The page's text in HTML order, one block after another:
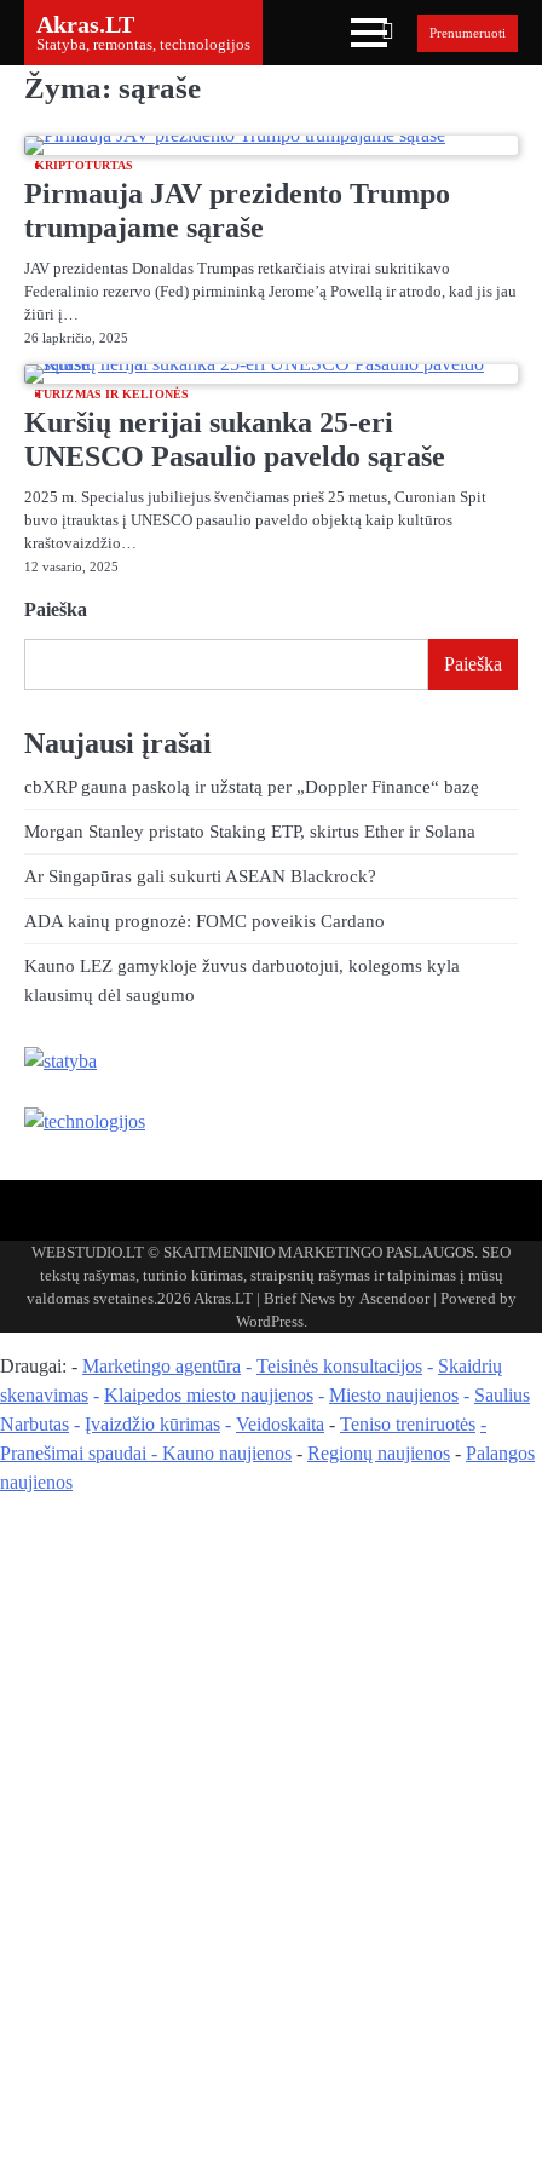
content
Akras.LT
Statyba, remontas, technologijos
Prenumeruoti
Žyma: sąraše
KRIPTOTURTAS
Pirmauja JAV prezidento Trumpo
trumpajame sąraše
JAV prezidentas Donaldas Trumpas retkarčiais atvirai sukritikavo
Federalinio rezervo (Fed) pirmininką Jerome’ą Powellą ir atrodo, kad jis jau
žiūri į…
26 lapkričio, 2025
TURIZMAS IR KELIONĖS
Kuršių nerijai sukanka 25-eri
UNESCO Pasaulio paveldo sąraše
2025 m. Specialus jubiliejus švenčiamas prieš 25 metus, Curonian Spit
buvo įtrauktas į UNESCO pasaulio paveldo objektą kaip kultūros
kraštovaizdžio…
12 vasario, 2025
Paieška
Paieška
Naujausi įrašai
cbXRP gauna paskolą ir užstatą per „Doppler Finance“ bazę
Morgan Stanley pristato Staking ETP, skirtus Ether ir Solana
Ar Singapūras gali sukurti ASEAN Blackrock?
ADA kainų prognozė: FOMC poveikis Cardano
Kauno LEZ gamykloje žuvus darbuotojui, kolegoms kyla
klausimų dėl saugumo
–
tai
žemės
ploto
matavimo
vienetas-
WEBSTUDIO.LT © SKAITMENINIO MARKETINGO PASLAUGOS. SEO
tekstų rašymas, turinio kūrimas, straipsnių rašymas ir talpinimas į mūsų
valdomas svetaines.2026 Akras.LT| Brief News by Ascendoor| Powered by
WordPress.
Draugai: - Marketingo agentūra - Teisinės konsultacijos - Skaidrių
skenavimas - Klaipedos miesto naujienos - Miesto naujienos - Saulius
Narbutas - Įvaizdžio kūrimas - Veidoskaita - Teniso treniruotės -
Pranešimai spaudai - Kauno naujienos - Regionų naujienos - Palangos
naujienos